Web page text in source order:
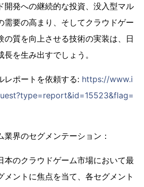
開発への継続的な投資、没入型マル
需要の高まり、そしてクラウドゲー
の質を向上させる技術の実装は、日
を生み出すでしょう。
レポートを依頼する: https://www.i
業界のセグメンテーション：
本のクラウドゲーム市場において最
メントに焦点を当て、各セグメント